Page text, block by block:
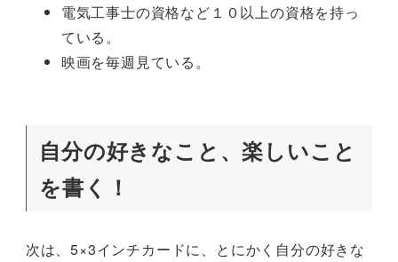
電気工事士の資格など１０以上の資格を持っ
ている。
映画を毎週見ている。
自分の好きなこと、楽しいこと
を書く！
次は、5×3インチカードに、とにかく自分の好きな